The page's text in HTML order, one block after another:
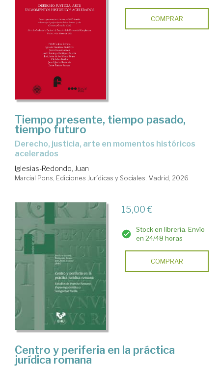
COMPRAR
Tiempo presente, tiempo pasado,
tiempo futuro
Derecho, justicia, arte en momentos históricos
acelerados
Iglesias-Redondo, Juan
Marcial Pons, Ediciones Jurídicas y Sociales. Madrid, 2026
15,00 €
Stock en librería. Envío
en 24/48 horas
COMPRAR
Centro y periferia en la práctica
jurídica romana